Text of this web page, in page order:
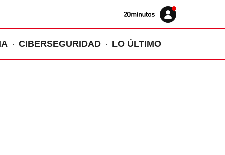
Volver
Iniciar
sesión
CIBERSEGURIDAD LO ÚLTIMO